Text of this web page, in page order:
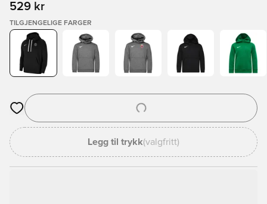
529 kr
TILGJENGELIGE FARGER
Åpner en Modal for å logge inn eller registrere deg som
Legg til trykk(valgfritt)